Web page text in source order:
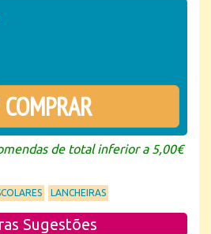
COMPRAR
de total inferior a 5,00€
LANCHEIRAS
Sugestões